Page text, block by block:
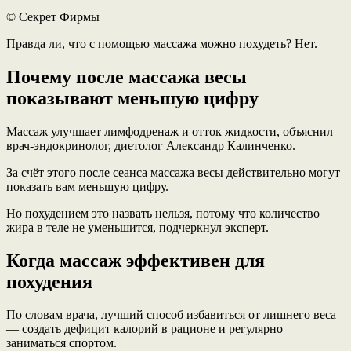
© Секрет Фирмы
Правда ли, что с помощью массажа можно похудеть? Нет.
Почему после массажа весы
показывают меньшую цифру
Массаж улучшает лимфодренаж и отток жидкости, объяснил
врач-эндокринолог, диетолог Александр Калинченко.
За счёт этого после сеанса массажа весы действительно могут
показать вам меньшую цифру.
Но похудением это назвать нельзя, потому что количество
жира в теле не уменьшится, подчеркнул эксперт.
Когда массаж эффективен для
похудения
По словам врача, лучший способ избавиться от лишнего веса
— создать дефицит калорий в рационе и регулярно
заниматься спортом.